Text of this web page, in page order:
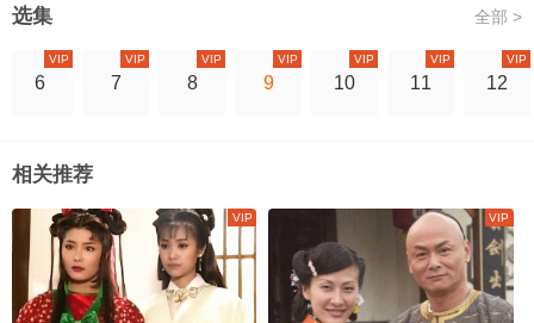
选集 全部 >
6
VIP
7
VIP
8
VIP
9
VIP
10
VIP
11
VIP
12
VIP
相关推荐